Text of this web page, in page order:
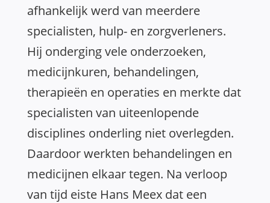
afhankelijk werd van meerdere
specialisten, hulp- en zorgverleners.
Hij onderging vele onderzoeken,
medicijnkuren, behandelingen,
therapieën en operaties en merkte dat
specialisten van uiteenlopende
disciplines onderling niet overlegden.
Daardoor werkten behandelingen en
medicijnen elkaar tegen. Na verloop
van tijd eiste Hans Meex dat een